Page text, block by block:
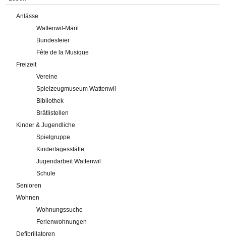
Anlässe
Wattenwil-Märit
Bundesfeier
Fête de la Musique
Freizeit
Vereine
Spielzeugmuseum Wattenwil
Bibliothek
Brätlistellen
Kinder & Jugendliche
Spielgruppe
Kindertagesstätte
Jugendarbeit Wattenwil
Schule
Senioren
Wohnen
Wohnungssuche
Ferienwohnungen
Defibrillatoren